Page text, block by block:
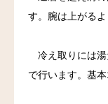
す。腕は上がるよ
冷え取りには湯
で行います。基